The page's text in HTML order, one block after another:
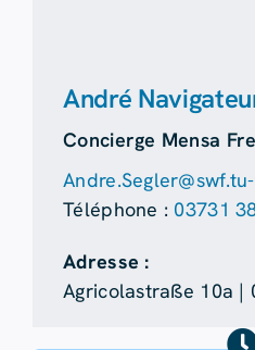
André
Concierge Mensa
Téléphone : 03731
Adresse :
Agricolastraße 10a |